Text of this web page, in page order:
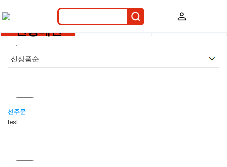
펀딩메인
.
펀딩
선주문
test